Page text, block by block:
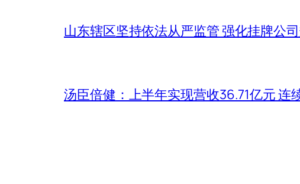
山东辖区坚持依法从严监管 强化挂牌公
汤臣倍健：上半年实现营收36.71亿元 连